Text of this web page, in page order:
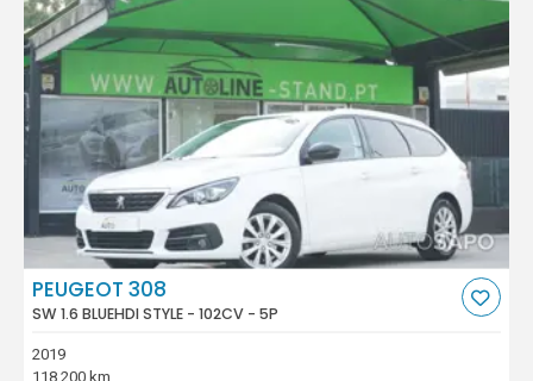
PEUGEOT 308
SW 1.6 BLUEHDI STYLE - 102CV - 5P
2019
118.200 km